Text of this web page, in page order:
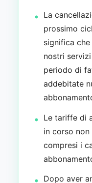
La
prossimo
significa
nostri
periodo di
addebitate
Le tariffe di
in corso
compresi i
Dopo aver